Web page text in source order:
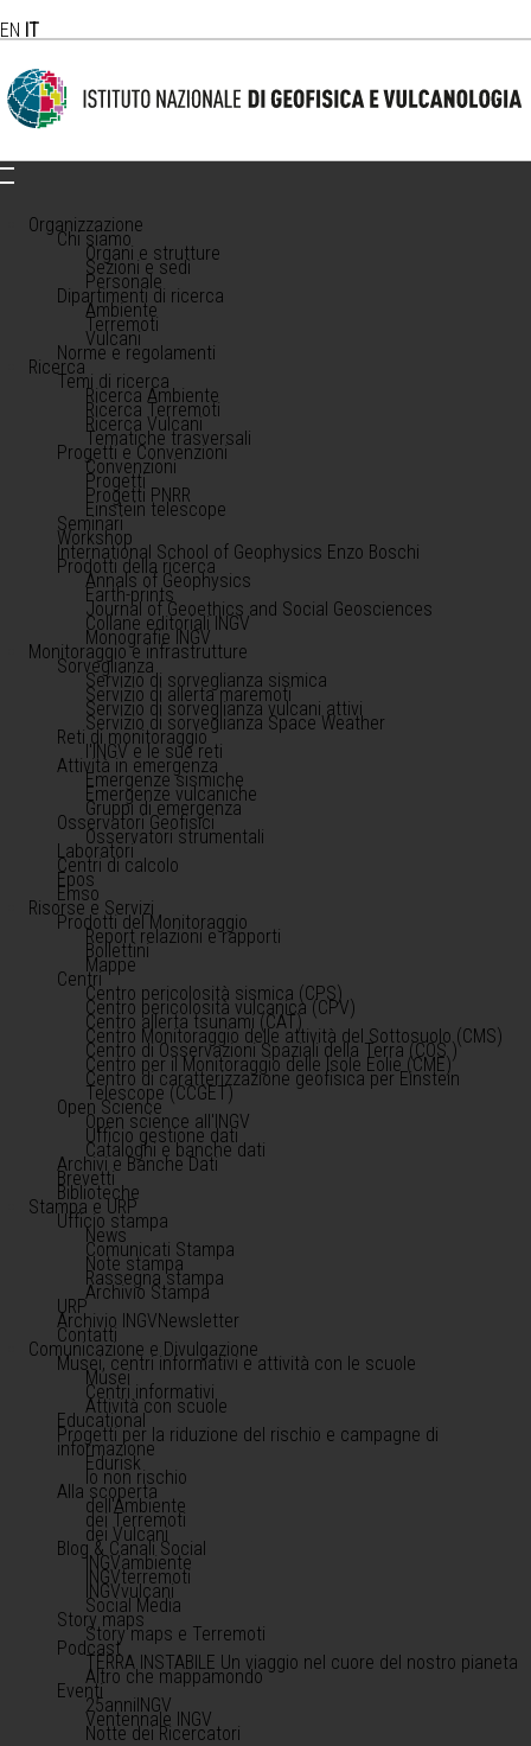
EN IT
Organizzazione
Chi siamo
Organi e strutture
Sezioni e sedi
Personale
Dipartimenti di ricerca
Ambiente
Terremoti
Vulcani
Norme e regolamenti
Ricerca
Temi di ricerca
Ricerca Ambiente
Ricerca Terremoti
Ricerca Vulcani
Tematiche trasversali
Progetti e Convenzioni
Convenzioni
Progetti
Progetti PNRR
Einstein telescope
Seminari
Workshop
International School of Geophysics Enzo Boschi
Prodotti della ricerca
Annals of Geophysics
Earth-prints
Journal of Geoethics and Social Geosciences
Collane editoriali INGV
Monografie INGV
Monitoraggio e infrastrutture
Sorveglianza
Servizio di sorveglianza sismica
Servizio di allerta maremoti
Servizio di sorveglianza vulcani attivi
Servizio di sorveglianza Space Weather
Reti di monitoraggio
l'INGV e le sue reti
Attività in emergenza
Emergenze sismiche
Emergenze vulcaniche
Gruppi di emergenza
Osservatori Geofisici
Osservatori strumentali
Laboratori
Centri di calcolo
Epos
Emso
Risorse e Servizi
Prodotti del Monitoraggio
Report relazioni e rapporti
Bollettini
Mappe
Centri
Centro pericolosità sismica (CPS)
Centro pericolosità vulcanica (CPV)
Centro allerta tsunami (CAT)
Centro Monitoraggio delle attività del Sottosuolo (CMS)
Centro di Osservazioni Spaziali della Terra (COS )
Centro per il Monitoraggio delle Isole Eolie (CME)
Centro di caratterizzazione geofisica per Einstein
Telescope (CCGET)
Open Science
Open science all'INGV
Ufficio gestione dati
Cataloghi e banche dati
Archivi e Banche Dati
Brevetti
Biblioteche
Stampa e URP
Ufficio stampa
News
Comunicati Stampa
Note stampa
Rassegna stampa
Archivio Stampa
URP
Archivio INGVNewsletter
Contatti
Comunicazione e Divulgazione
Musei, centri informativi e attività con le scuole
Musei
Centri informativi
Attività con scuole
Educational
Progetti per la riduzione del rischio e campagne di
informazione
Edurisk
Io non rischio
Alla scoperta
dell'Ambiente
dei Terremoti
dei Vulcani
Blog & Canali Social
INGVambiente
INGVterremoti
INGVvulcani
Social Media
Story maps
Story maps e Terremoti
Podcast
TERRA INSTABILE Un viaggio nel cuore del nostro pianeta
Altro che mappamondo
Eventi
25anniINGV
Ventennale INGV
Notte dei Ricercatori